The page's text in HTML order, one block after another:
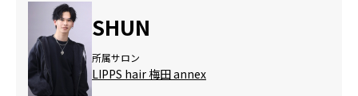
SHUN
所属サロン
LIPPS hair 梅田 annex